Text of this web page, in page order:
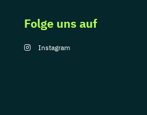
Folge uns auf
Instagram